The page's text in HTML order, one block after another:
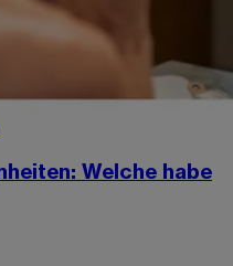
Welche habe